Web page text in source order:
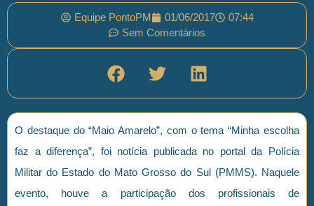
Equipe PontoPM 01/06/2017
07:44
Sem Comentários
O destaque do “Maio Amarelo”, com o tema “Minha escolha
faz a diferença”, foi notícia publicada no portal da Polícia
Militar do Estado do Mato Grosso do Sul (PMMS). Naquele
evento, houve a participação dos profissionais de